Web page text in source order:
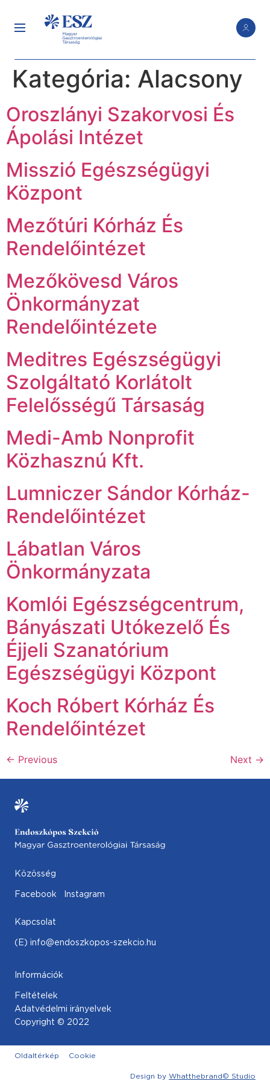
Kategória: Alacsony
Oroszlányi Szakorvosi És
Ápolási Intézet
Misszió Egészségügyi
Központ
Mezőtúri Kórház És
Rendelőintézet
Mezőkövesd Város
Önkormányzat
Rendelőintézete
Meditres Egészségügyi
Szolgáltató Korlátolt
Felelősségű Társaság
Medi-Amb Nonprofit
Közhasznú Kft.
Lumniczer Sándor Kórház-
Rendelőintézet
Lábatlan Város
Önkormányzata
Komlói Egészségcentrum,
Bányászati Utókezelő És
Éjjeli Szanatórium
Egészségügyi Központ
Koch Róbert Kórház És
Rendelőintézet
← Previous Next →
Közösség
Facebook Instagram
Kapcsolat
(E) info@endoszkopos-szekcio.hu
Információk
Feltételek
Adatvédelmi irányelvek
Copyright © 2022
Oldaltérkép Cookie
Design by Whatthebrand© Studio